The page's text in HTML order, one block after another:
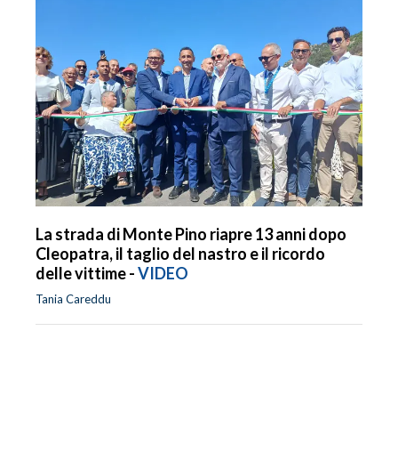
La strada di Monte Pino riapre 13 anni dopo
Cleopatra, il taglio del nastro e il ricordo
delle vittime -VIDEO
Tania Careddu